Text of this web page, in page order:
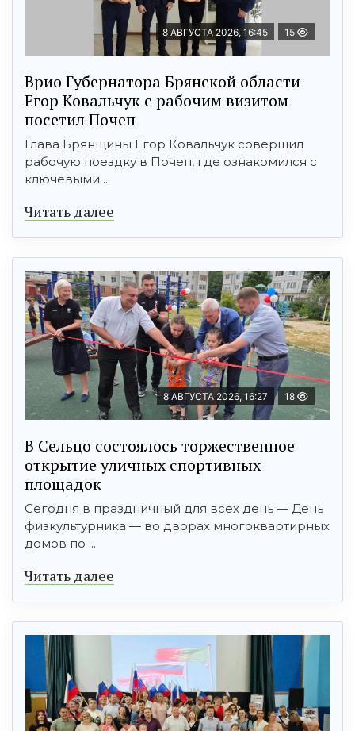
8 АВГУСТА 2026, 16:45 15
Врио Губернатора Брянской области
Егор Ковальчук с рабочим визитом
посетил Почеп
Глава Брянщины Егор Ковальчук совершил
рабочую поездку в Почеп, где ознакомился с
ключевыми ...
Читать далее
8 АВГУСТА 2026, 16:27 18
В Сельцо состоялось торжественное
открытие уличных спортивных
площадок
Сегодня в праздничный для всех день — День
физкультурника — во дворах многоквартирных
домов по ...
Читать далее